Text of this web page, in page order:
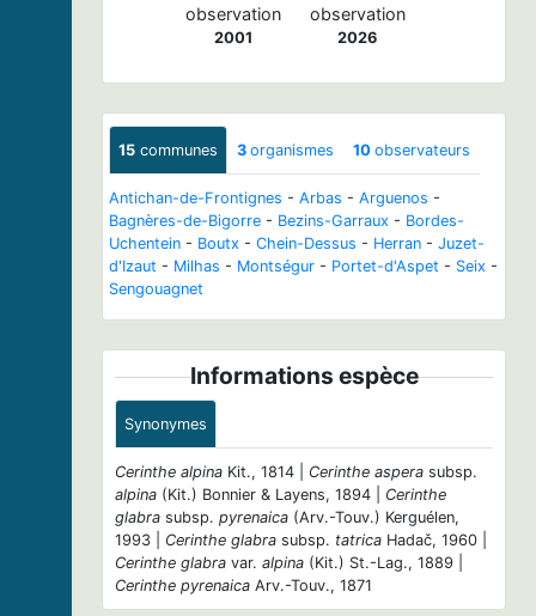
observation
2001
observation
2026
15 communes 3 organismes 10 observateurs
Antichan-de-Frontignes - Arbas - Arguenos -
Bagnères-de-Bigorre - Bezins-Garraux - Bordes-
Uchentein - Boutx - Chein-Dessus - Herran - Juzet-
d'Izaut - Milhas - Montségur - Portet-d'Aspet - Seix -
Sengouagnet
Informations espèce
Synonymes
Cerinthe alpina Kit., 1814 | Cerinthe aspera subsp.
alpina (Kit.) Bonnier & Layens, 1894 | Cerinthe
glabra subsp. pyrenaica (Arv.-Touv.) Kerguélen,
1993 | Cerinthe glabra subsp. tatrica Hadač, 1960 |
Cerinthe glabra var. alpina (Kit.) St.-Lag., 1889 |
Cerinthe pyrenaica Arv.-Touv., 1871